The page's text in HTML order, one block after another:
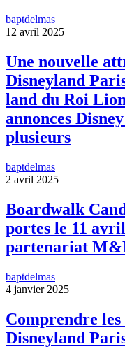
baptdelmas
12 avril 2025
Une nouvelle
Disneyland
land du Roi
annonces
plusieurs
baptdelmas
2 avril 2025
Boardwalk
portes le 11
partenariat
baptdelmas
4 janvier 2025
Comprendre
Disneyland